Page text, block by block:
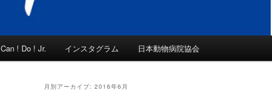
Can ! Do ! Jr. インスタグラム 日本動物病院協会
月別アーカイブ: 2016年6月